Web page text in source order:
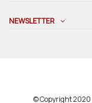
NEWSLETTER
© Copyright 2020